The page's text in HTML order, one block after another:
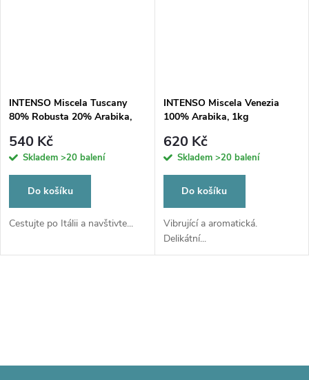
INTENSO Miscela Tuscany
80% Robusta 20% Arabika,
540 Kč
Skladem >20 balení
Do košíku
Cestujte po Itálii a navštivte...
INTENSO Miscela Venezia
100% Arabika, 1kg
620 Kč
Skladem >20 balení
Do košíku
Vibrující a aromatická.
Delikátní...